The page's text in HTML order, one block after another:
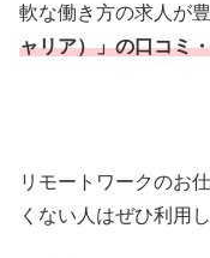
軟な働き方の求人が
ャリア）」の口コミ
リモートワークのお
くない人はぜひ利用